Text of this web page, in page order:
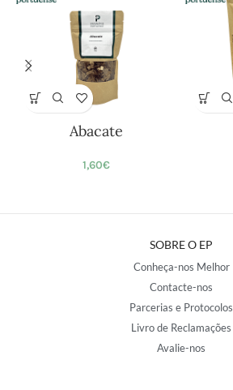
Abacate
1,60€
SOBRE O EP
Conheça-nos Melhor
Contacte-nos
Parcerias e Protocolos
Livro de Reclamações
Avalie-nos